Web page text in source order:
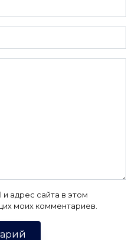
адрес сайта в этом
моих комментариев.